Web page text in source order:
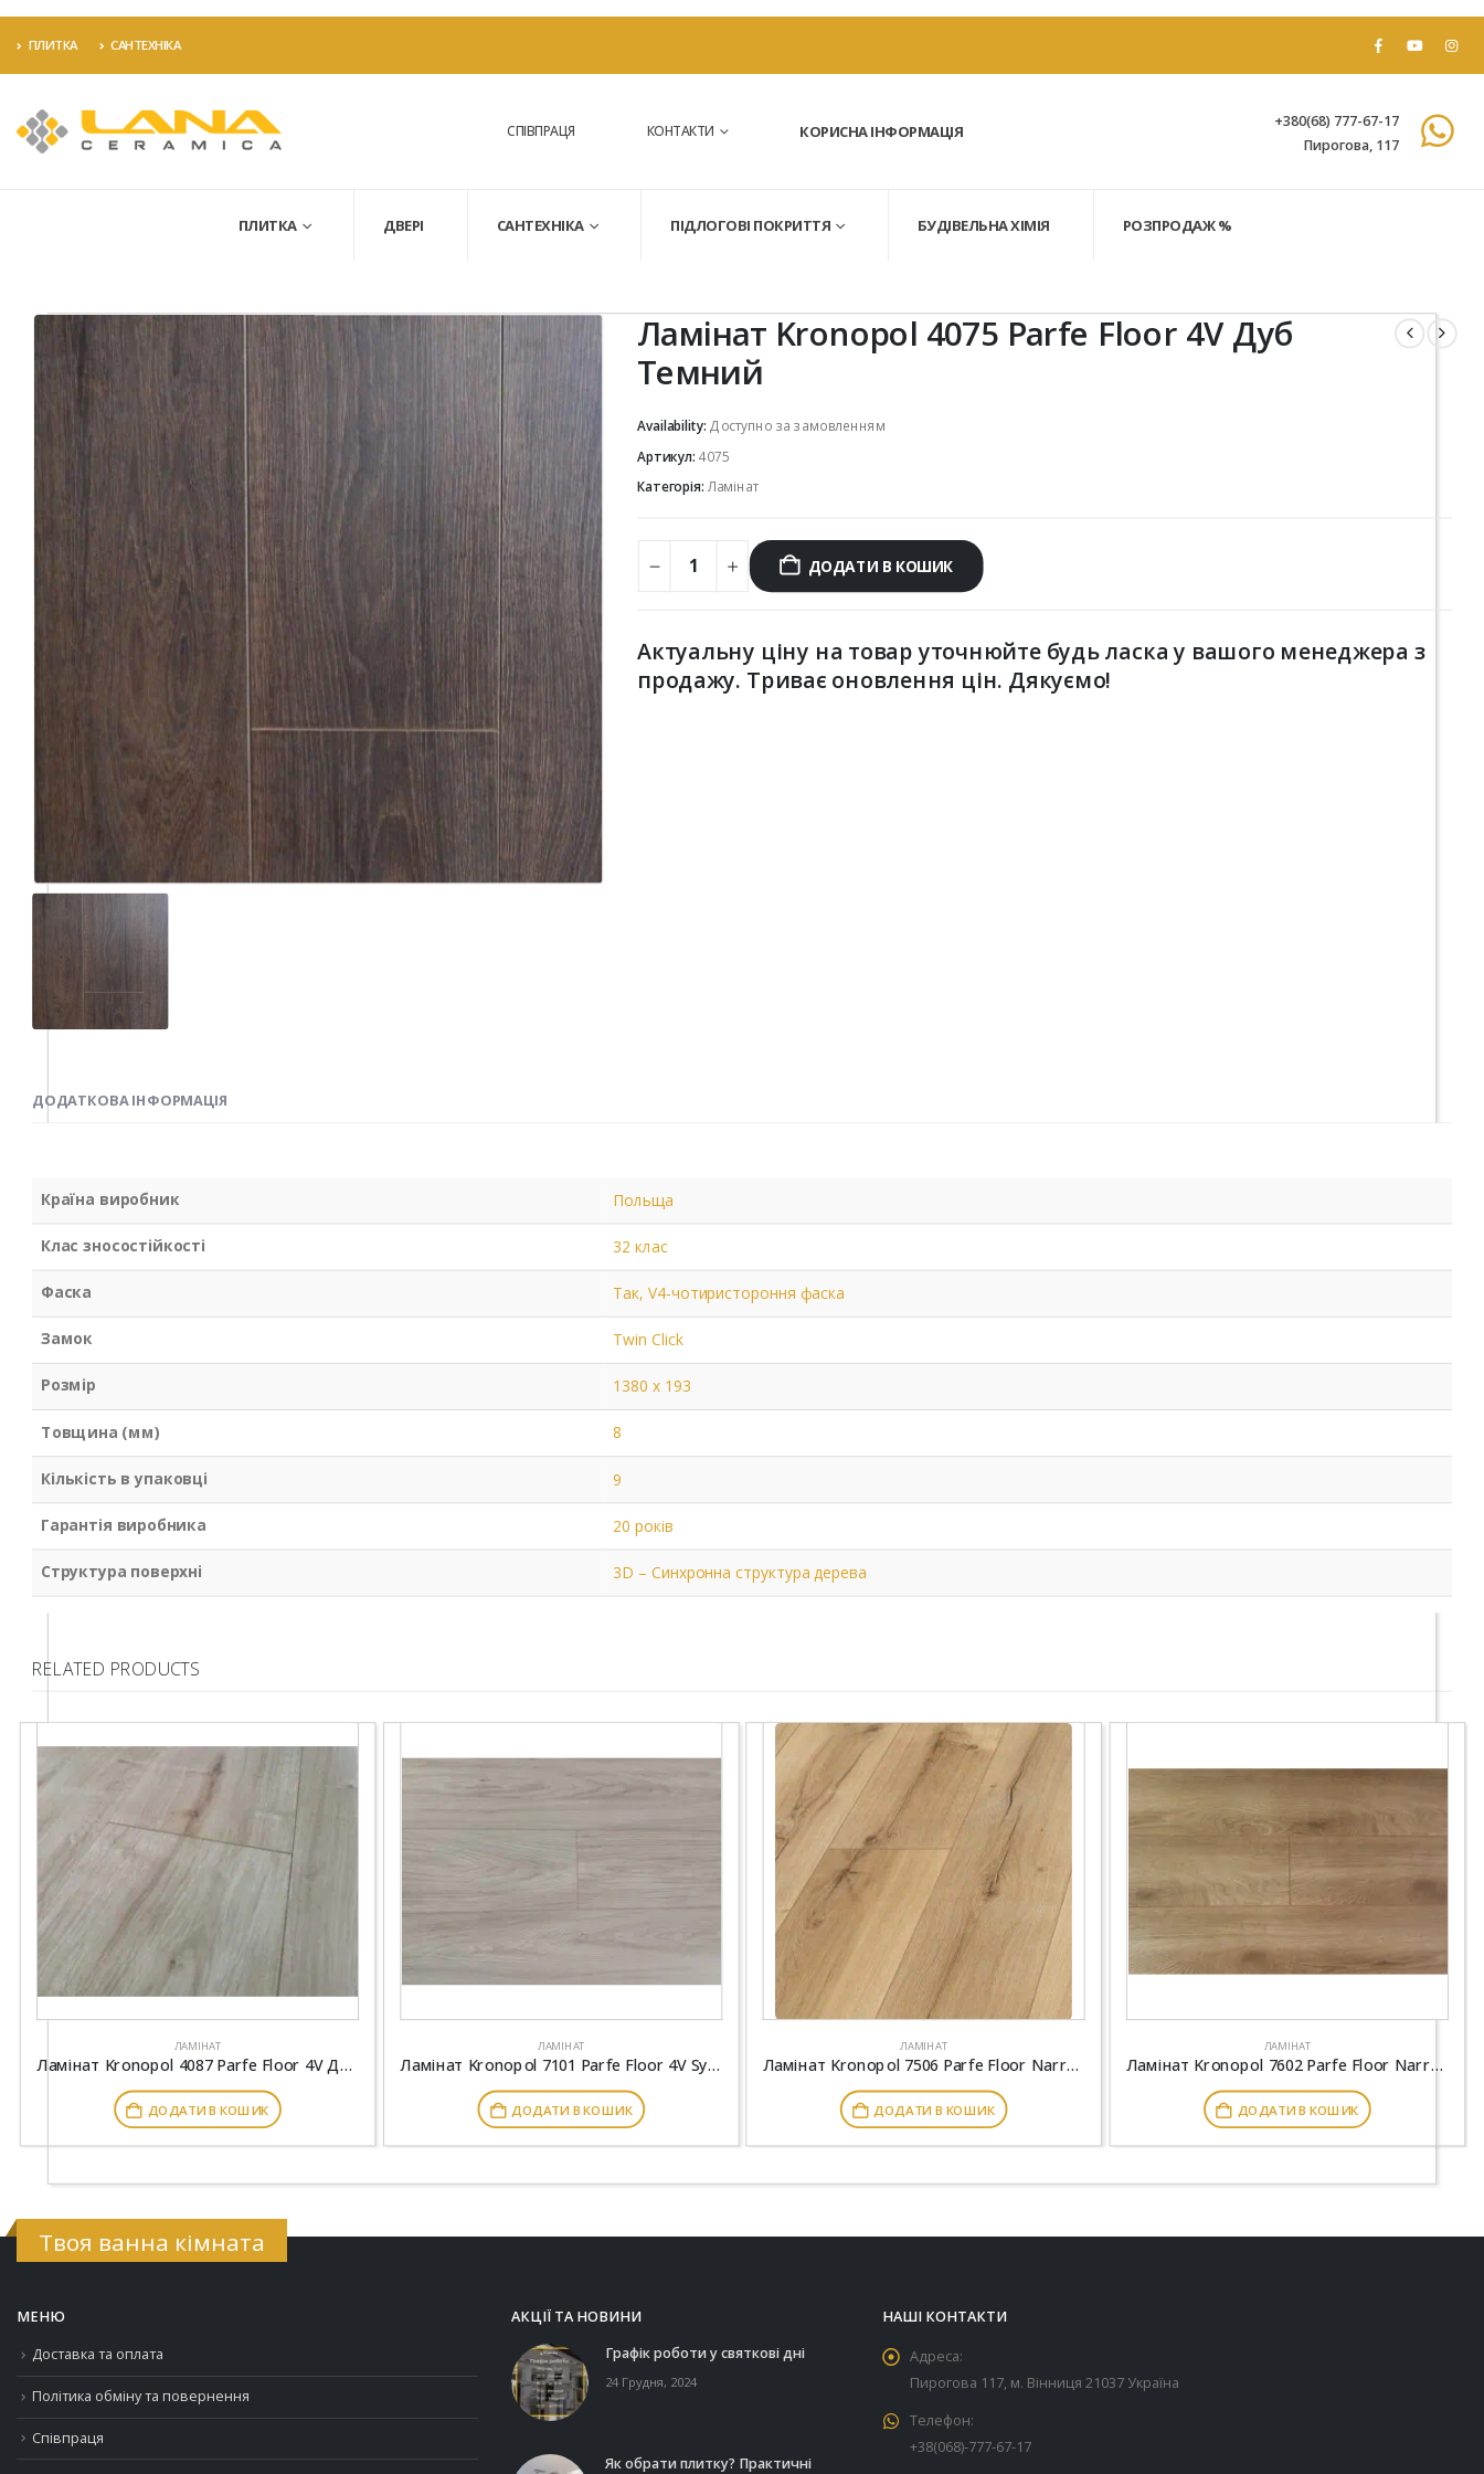
ПЛИТКА САНТЕХНІКА
СПІВПРАЦЯ КОНТАКТИ КОРИСНА ІНФОРМАЦІЯ
+380(68) 777-67-17
Пирогова, 117
ПЛИТКА ДВЕРІ САНТЕХНІКА ПІДЛОГОВІ ПОКРИТТЯ БУДІВЕЛЬНА ХІМІЯ РОЗПРОДАЖ %
Ламінат Kronopol 4075 Parfe Floor 4V Дуб
Темний
Availability: Доступно за замовленням
Артикул: 4075
Категорія: Ламінат
ДОДАТИ В КОШИК
Актуальну ціну на товар уточнюйте будь ласка у вашого менеджера з
продажу. Триває оновлення цін. Дякуємо!
ДОДАТКОВА ІНФОРМАЦІЯ
Країна виробник Польща
Клас зносостійкості 32 клас
Фаска Так, V4-чотиристороння фаска
Замок Twin Click
Розмір 1380 х 193
Товщина (мм) 8
Кількість в упаковці 9
Гарантія виробника 20 років
Структура поверхні 3D – Синхронна структура дерева
RELATED PRODUCTS
ЛАМІНАТ
Ламінат Kronopol 4087 Parfe Floor 4V Дуб Оланд
ДОДАТИ В КОШИК
ЛАМІНАТ
Ламінат Kronopol 7101 Parfe Floor 4V Synchro Вяз Ламбей
ДОДАТИ В КОШИК
ЛАМІНАТ
Ламінат Kronopol 7506 Parfe Floor Narrow 4V Дуб Болонья
ДОДАТИ В КОШИК
ЛАМІНАТ
Ламінат Kronopol 7602 Parfe Floor Narrow 4V Дуб Спеція
ДОДАТИ В КОШИК
Твоя ванна кімната
МЕНЮ
Доставка та оплата
Політика обміну та повернення
Співпраця
АКЦІЇ ТА НОВИНИ
Графік роботи у святкові дні
24 Грудня, 2024
Як обрати плитку? Практичні
НАШІ КОНТАКТИ
Адреса:
Пирогова 117, м. Вінниця 21037 Україна
Телефон:
+38(068)-777-67-17